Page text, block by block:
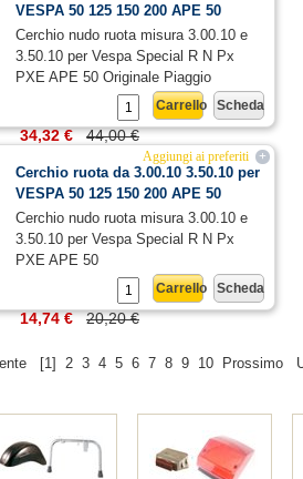
VESPA 50 125 150 200 APE 50
Cerchio nudo ruota misura 3.00.10 e
3.50.10 per Vespa Special R N Px
PXE APE 50 Originale Piaggio
Scheda
Carrello
44,00 €
34,32 €
+
Aggiungi ai preferiti
Cerchio ruota da 3.00.10 3.50.10 per
VESPA 50 125 150 200 APE 50
Cerchio nudo ruota misura 3.00.10 e
3.50.10 per Vespa Special R N Px
PXE APE 50
Scheda
Carrello
20,20 €
14,74 €
[1] 2 3 4 5 6 7 8 9 10 Prossimo